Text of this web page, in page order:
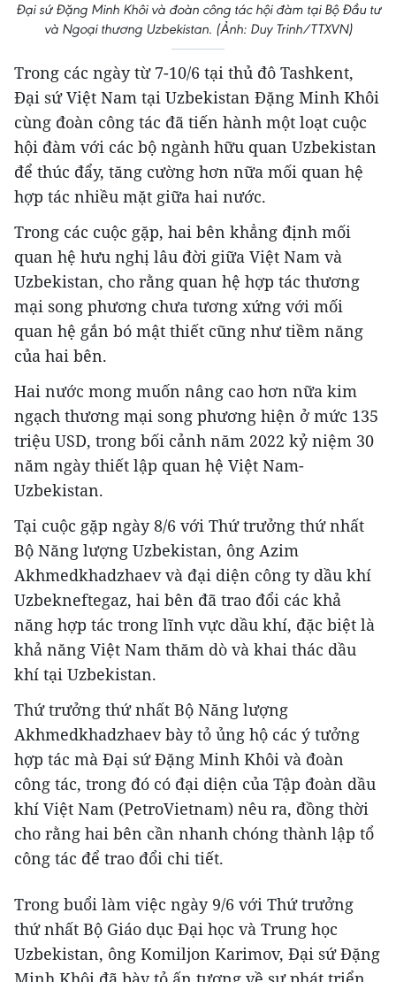
Đại sứ Đặng Minh Khôi và đoàn công tác hội đàm tại Bộ Đầu tư
và Ngoại thương Uzbekistan. (Ảnh: Duy Trinh/TTXVN)
Trong các ngày từ 7-10/6 tại thủ đô Tashkent,
Đại sứ Việt Nam tại Uzbekistan Đặng Minh Khôi
cùng đoàn công tác đã tiến hành một loạt cuộc
hội đàm với các bộ ngành hữu quan Uzbekistan
để thúc đẩy, tăng cường hơn nữa mối quan hệ
hợp tác nhiều mặt giữa hai nước.
Trong các cuộc gặp, hai bên khẳng định mối
quan hệ hưu nghị lâu đời giữa Việt Nam và
Uzbekistan, cho rằng quan hệ hợp tác thương
mại song phương chưa tương xứng với mối
quan hệ gắn bó mật thiết cũng như tiềm năng
của hai bên.
Hai nước mong muốn nâng cao hơn nữa kim
ngạch thương mại song phương hiện ở mức 135
triệu USD, trong bối cảnh năm 2022 kỷ niệm 30
năm ngày thiết lập quan hệ Việt Nam-
Uzbekistan.
Tại cuộc gặp ngày 8/6 với Thứ trưởng thứ nhất
Bộ Năng lượng Uzbekistan, ông Azim
Akhmedkhadzhaev và đại diện công ty dầu khí
Uzbekneftegaz, hai bên đã trao đổi các khả
năng hợp tác trong lĩnh vực dầu khí, đặc biệt là
khả năng Việt Nam thăm dò và khai thác dầu
khí tại Uzbekistan.
Thứ trưởng thứ nhất Bộ Năng lượng
Akhmedkhadzhaev bày tỏ ủng hộ các ý tưởng
hợp tác mà Đại sứ Đặng Minh Khôi và đoàn
công tác, trong đó có đại diện của Tập đoàn dầu
khí Việt Nam (PetroVietnam) nêu ra, đồng thời
cho rằng hai bên cần nhanh chóng thành lập tổ
công tác để trao đổi chi tiết.
Trong buổi làm việc ngày 9/6 với Thứ trưởng
thứ nhất Bộ Giáo dục Đại học và Trung học
Uzbekistan, ông Komiljon Karimov, Đại sứ Đặng